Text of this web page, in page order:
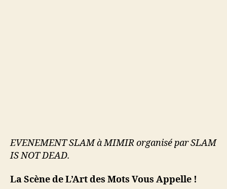
EVENEMENT SLAM à MIMIR organisé par SLAM
IS NOT DEAD.
La Scène de L’Art des Mots Vous Appelle !